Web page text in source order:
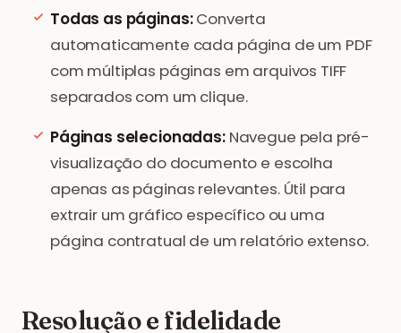
Todas as páginas:Converta
automaticamente cada página de um PDF
com múltiplas páginas em arquivos TIFF
separados com um clique.
Páginas selecionadas:Navegue pela pré-
visualização do documento e escolha
apenas as páginas relevantes. Útil para
extrair um gráfico específico ou uma
página contratual de um relatório extenso.
Resolução e fidelidade